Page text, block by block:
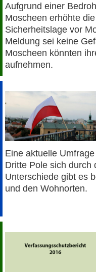
Aufgrund einer
Moscheen erhöhte
Sicherheitslage vor
Meldung sei keine
Moscheen könnten
aufnehmen.
Eine aktuelle
Dritte Pole sich durch
Unterschiede gibt es
und den Wohnorten.